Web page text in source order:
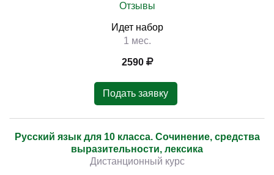
Отзывы
Идет набор
1 мес.
2590
Подать заявку
Русский язык для 10 класса. Сочинение, средства
выразительности, лексика
Дистанционный курс